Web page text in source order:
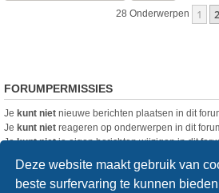
Deze website maakt gebruik van
beste surfervaring te kunnen
28 Onderwerpen 1 2
FORUMPERMISSIES
Je kunt niet nieuwe berichten plaatsen in dit
Je kunt niet reageren op onderwerpen in dit
Jekunt nietje eigen berichten wijzigen in dit